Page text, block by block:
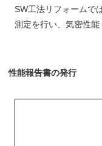
SW工法リフォームで
測定を行い、気密性能
性能報告書の発行